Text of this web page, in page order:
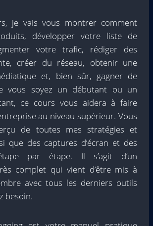
je vais vous montrer comment
développer votre liste de
votre trafic, rédiger des
créer du réseau, obtenir une
et, bien sûr, gagner de
vous soyez un débutant ou un
ce cours vous aidera à faire
au niveau supérieur. Vous
de toutes mes stratégies et
que des captures d’écran et des
par étape. Il s’agit d’un
complet qui vient d’être mis à
avec tous les derniers outils
besoin.